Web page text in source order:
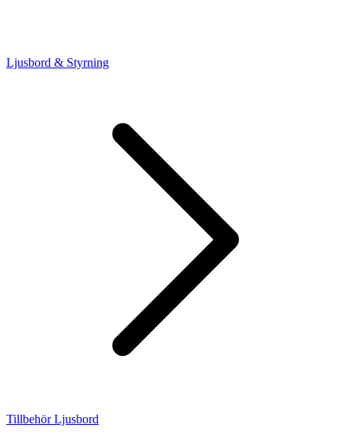
Ljusbord & Styrning
Tillbehör Ljusbord